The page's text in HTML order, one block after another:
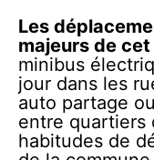
Les
majeurs de
minibus
jour dans les
auto partage
entre quartiers
habitudes de